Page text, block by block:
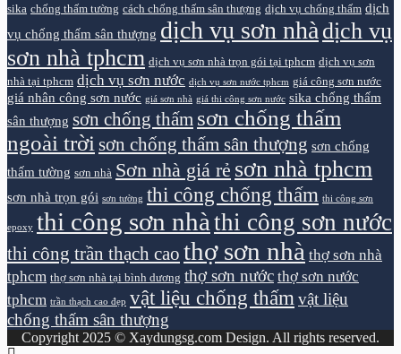
sika chống thấm tường cách chống thấm sân thượng dịch vụ chống thấm dịch
vụ chống thấm sân thượng dịch vụ sơn nhà dịch vụ
sơn nhà tphcm dịch vụ sơn nhà trọn gói tại tphcm dịch vụ sơn
nhà tại tphcm dịch vụ sơn nước dịch vụ sơn nước tphcm giá công sơn nước
giá nhân công sơn nước giá sơn nhà giá thi công sơn nước sika chống thấm
sân thượng sơn chống thấm sơn chống thấm
ngoài trời sơn chống thấm sân thượng sơn chống
thấm tường sơn nhà Sơn nhà giá rẻ sơn nhà tphcm
sơn nhà trọn gói sơn tường thi công chống thấm thi công sơn
epoxy thi công sơn nhà thi công sơn nước
thi công trần thạch cao thợ sơn nhà thợ sơn nhà
tphcm thợ sơn nhà tại bình dương thợ sơn nước thợ sơn nước
tphcm trần thạch cao đẹp vật liệu chống thấm vật liệu
chống thấm sân thượng
Copyright 2025 © Xaydungsg.com Design. All rights reserved.